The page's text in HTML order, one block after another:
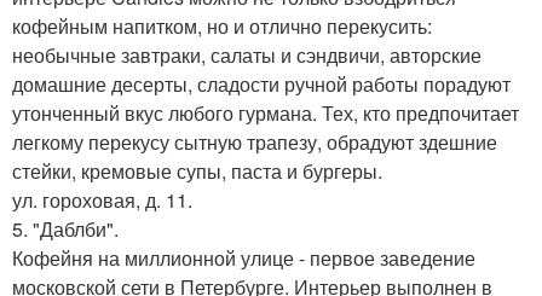
кофейным напитком, но и отлично перекусить:
необычные завтраки, салаты и сэндвичи, авторские
домашние десерты, сладости ручной работы порадуют
утонченный вкус любого гурмана. Тех, кто предпочитает
легкому перекусу сытную трапезу, обрадуют здешние
стейки, кремовые супы, паста и бургеры.
ул. гороховая, д. 11.
5. "Даблби".
Кофейня на миллионной улице - первое заведение
московской сети в Петербурге. Интерьер выполнен в